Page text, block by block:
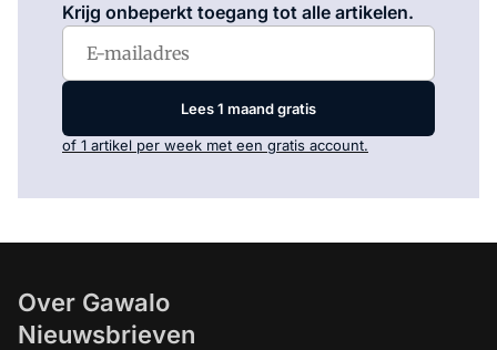
Krijg onbeperkt toegang tot alle artikelen.
Lees 1 maand gratis
of 1 artikel per week met een gratis account.
Over Gawalo
Nieuwsbrieven